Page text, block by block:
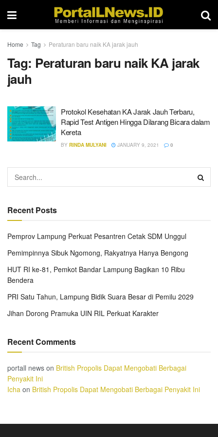
Home Tag Peraturan baru naik KA jarak jauh
Tag: Peraturan baru naik KA jarak
jauh
Protokol Kesehatan KA Jarak Jauh Terbaru,
Rapid Test Antigen Hingga Dilarang Bicara dalam
Kereta
BY RINDA MULYANI JANUARY 9, 2021 0
Recent Posts
Pemprov Lampung Perkuat Pesantren Cetak SDM Unggul
Pemimpinnya Sibuk Ngomong, Rakyatnya Hanya Bengong
HUT RI ke-81, Pemkot Bandar Lampung Bagikan 10 Ribu
Bendera
PRI Satu Tahun, Lampung Bidik Suara Besar di Pemilu 2029
Jihan Dorong Pramuka UIN RIL Perkuat Karakter
Recent Comments
portall news on British Propolis Dapat Mengobati Berbagai
Penyakit Ini
Icha on British Propolis Dapat Mengobati Berbagai Penyakit Ini